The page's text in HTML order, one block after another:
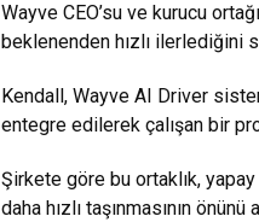
Wayve CEO’su ve kurucu
beklenenden hızlı ilerlediğini
Kendall, Wayve AI Driver
entegre edilerek çalışan bir
Şirkete göre bu ortaklık,
daha hızlı taşınmasının önünü